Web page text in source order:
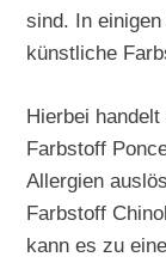
sind. In
künstliche
Hierbei
Farbstoff
Allergien
Farbstoff
kann es zu